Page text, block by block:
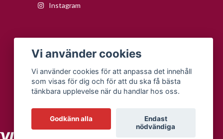
Instagram
Vi använder cookies
Vi använder cookies för att anpassa det innehåll
som visas för dig och för att du ska få bästa
tänkbara upplevelse när du handlar hos oss.
Godkänn alla
Endast
nödvändiga